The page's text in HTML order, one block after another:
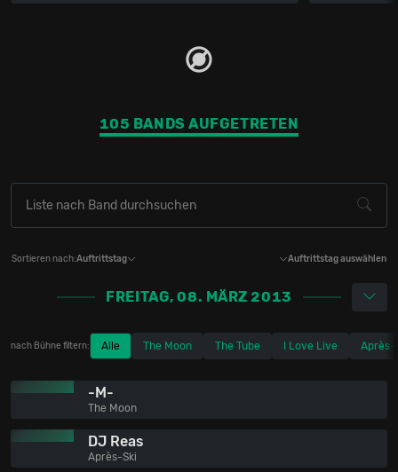
105 BANDS AUFGETRETEN
Sortieren nach:Auftrittstag Auftrittstag auswählen
FREITAG, 08. MÄRZ 2013
nach Bühne filtern: Alle The Moon The Tube I Love Live Après-
-M-
The Moon
DJ Reas
Après-Ski